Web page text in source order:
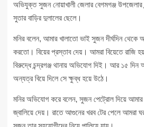
অভিযুক্ত সুজন নোয়াখালী জেলার বেগমগঞ্জ উপজেলার
সুতার বাড়ির দুলালের ছেলে।
মনির বলেন, আমার খালাতো ভাই ‍সুজন দীর্ঘদিন
করতো। বিয়ের প্রস্তাব দেয়। আমরা বিয়েতে রাজি
বিরুদ্ধে চন্দ্রগঞ্জ থানায় অভিযোগ দিই। আর ১৫
অন্যত্র বিয়ে দিলে সে ক্ষুব্ধ হয়ে উঠে।
মনির অভিযোগ করে বলেন, সুজন পেট্রোল দিয়ে আমার
জ্বালিয়ে দেয়। রাতে আগুনের খরব টের পেলে আমরা